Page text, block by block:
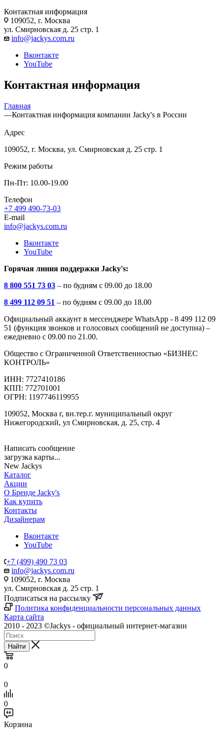
Контактная информация
109052, г. Москва
ул. Смирновская д. 25 стр. 1
info@jackys.com.ru
Вконтакте
YouTube
Контактная информация
Главная
—Контактная информация компании Jacky's в России
Адрес
109052, г. Москва, ул. Смирновская д. 25 стр. 1
Режим работы
Пн-Пт: 10.00-19.00
Телефон
+7 499 490-73-03
E-mail
info@jackys.com.ru
Вконтакте
YouTube
Горячая линия поддержки Jacky's:
8 800 551 73 03 – по будням с 09.00 до 18.00
8 499 112 09 51 – по будням с 09.00 до 18.00
Официальный аккаунт в мессенджере WhatsApp - 8 499 112 09
51 (функция звонков и голосовых сообщений не доступна) –
ежедневно с 09.00 по 21.00.
Общество с Ограниченной Ответственностью «БИЗНЕС
КОНТРОЛЬ»
ИНН: 7727410186
КПП: 772701001
ОГРН: 1197746119955
109052, Москва г, вн.тер.г. муниципальный округ
Нижегородский, ул Смирновская, д. 25, стр. 4
Написать сообщение
загрузка карты...
New Jackys
Каталог
Акции
О Бренде Jacky's
Как купить
Контакты
Дизайнерам
Вконтакте
YouTube
+7 (499) 490 73 03
info@jackys.com.ru
109052, г. Москва
ул. Смирновская д. 25 стр. 1
Подписаться на рассылку
Политика конфиденциальности персональных данных
Карта сайта
2010 - 2023 ©Jackys - официальный интернет-магазин
Найти
0
0
0
Корзина